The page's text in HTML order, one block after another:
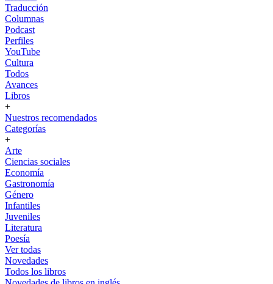
Traducción
Columnas
Podcast
Perfiles
YouTube
Cultura
Todos
Avances
Libros
+
Nuestros recomendados
Categorías
+
Arte
Ciencias sociales
Economía
Gastronomía
Género
Infantiles
Juveniles
Literatura
Poesía
Ver todas
Novedades
Todos los libros